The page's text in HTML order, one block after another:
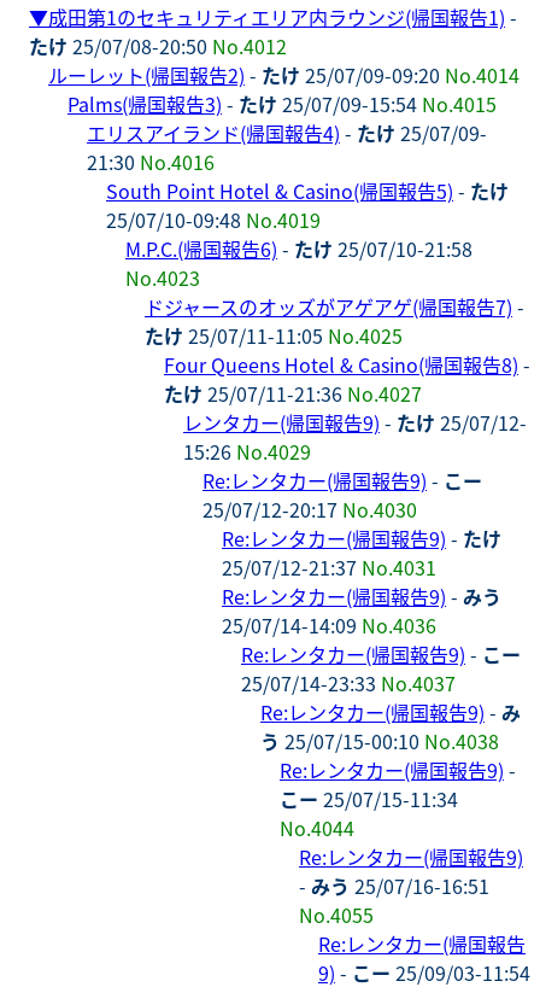
▼成田第1のセキュリティエリア内ラウンジ(帰国報告1) -
たけ 25/07/08-20:50 No.4012
ルーレット(帰国報告2) - たけ 25/07/09-09:20 No.4014
Palms(帰国報告3) - たけ 25/07/09-15:54 No.4015
エリスアイランド(帰国報告4) - たけ 25/07/09-
21:30 No.4016
South Point Hotel & Casino(帰国報告5) - たけ
25/07/10-09:48 No.4019
M.P.C.(帰国報告6) - たけ 25/07/10-21:58
No.4023
ドジャースのオッズがアゲアゲ(帰国報告7) -
たけ 25/07/11-11:05 No.4025
Four Queens Hotel & Casino(帰国報告8) -
たけ 25/07/11-21:36 No.4027
レンタカー(帰国報告9) - たけ 25/07/12-
15:26 No.4029
Re:レンタカー(帰国報告9) - こー
25/07/12-20:17 No.4030
Re:レンタカー(帰国報告9) - たけ
25/07/12-21:37 No.4031
Re:レンタカー(帰国報告9) - みう
25/07/14-14:09 No.4036
Re:レンタカー(帰国報告9) - こー
25/07/14-23:33 No.4037
Re:レンタカー(帰国報告9) - み
う 25/07/15-00:10 No.4038
Re:レンタカー(帰国報告9) -
こー 25/07/15-11:34
No.4044
Re:レンタカー(帰国報告9)
- みう 25/07/16-16:51
No.4055
Re:レンタカー(帰国報告
9) - こー 25/09/03-11:54